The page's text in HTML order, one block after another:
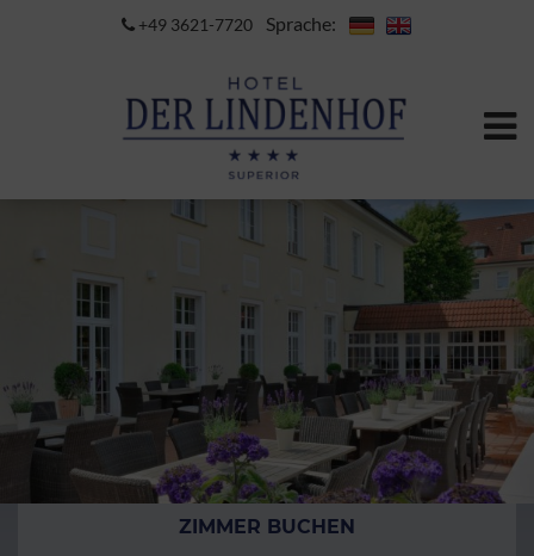
+49 3621-7720 Sprache:
ZIMMER BUCHEN